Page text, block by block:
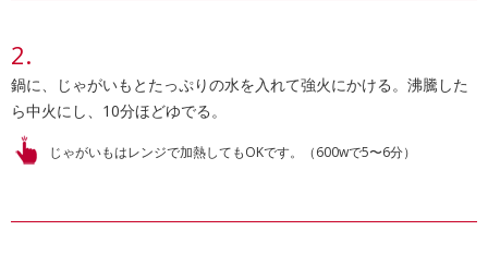
鍋に、じゃがいもとたっぷりの水を入れて強火にかける。沸騰した
ら中火にし、10分ほどゆでる。
じゃがいもはレンジで加熱してもOKです。（600wで5〜6分）